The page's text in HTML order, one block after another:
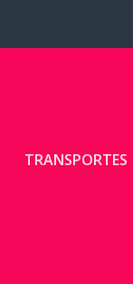
TRANSPORTES